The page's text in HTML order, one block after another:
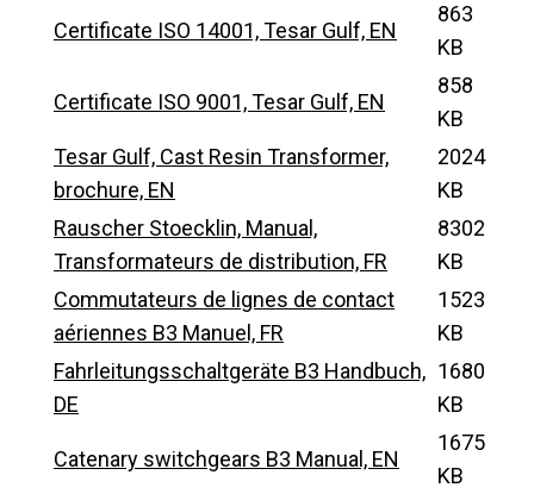
Certificate ISO 14001, Tesar Gulf, EN
863
KB
Certificate ISO 9001, Tesar Gulf, EN
858
KB
Tesar Gulf, Cast Resin Transformer,
brochure, EN
2024
KB
Rauscher Stoecklin, Manual,
Transformateurs de distribution, FR
8302
KB
Commutateurs de lignes de contact
aériennes B3 Manuel, FR
1523
KB
Fahrleitungsschaltgeräte B3 Handbuch,
DE
1680
KB
Catenary switchgears B3 Manual, EN
1675
KB